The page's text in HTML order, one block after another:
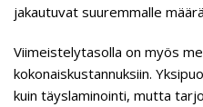
jakautuvat suuremmalle
Viimeistelytasolla on myös
kokonaiskustannuksiin.
kuin täyslaminointi, mutta